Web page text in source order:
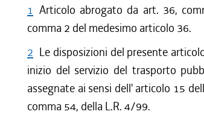
1 Articolo abrogato da art. 36,
comma 2 del medesimo articolo 36.
2 Le disposizioni del presente
inizio del servizio del trasporto
assegnate ai sensi dell' articolo 15
comma 54, della L.R. 4/99.